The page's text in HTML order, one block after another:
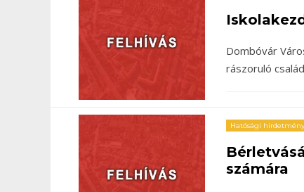
Dombóvár
rászoruló
Hatósági
számára